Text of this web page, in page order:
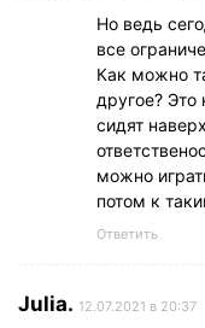
Но ведь
все
Как можно
другое?
сидят
можно
потом к
Ответить
Julia. 12.07.2021 в 20:37